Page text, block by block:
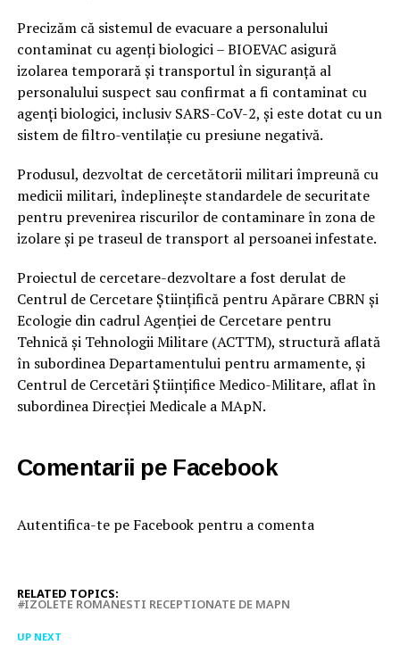
Precizăm că sistemul de evacuare a personalului
contaminat cu agenţi biologici – BIOEVAC asigură
izolarea temporară şi transportul în siguranţă al
personalului suspect sau confirmat a fi contaminat cu
agenţi biologici, inclusiv SARS-CoV-2, şi este dotat cu un
sistem de filtro-ventilaţie cu presiune negativă.
Produsul, dezvoltat de cercetătorii militari împreună cu
medicii militari, îndeplineşte standardele de securitate
pentru prevenirea riscurilor de contaminare în zona de
izolare şi pe traseul de transport al persoanei infestate.
Proiectul de cercetare-dezvoltare a fost derulat de
Centrul de Cercetare Ştiinţifică pentru Apărare CBRN şi
Ecologie din cadrul Agenţiei de Cercetare pentru
Tehnică şi Tehnologii Militare (ACTTM), structură aflată
în subordinea Departamentului pentru armamente, şi
Centrul de Cercetări Ştiinţifice Medico-Militare, aflat în
subordinea Direcţiei Medicale a MApN.
Comentarii pe Facebook
Autentifica-te pe Facebook pentru a comenta
RELATED TOPICS:
IZOLETE ROMANESTI RECEPTIONATE DE MAPN
UP NEXT